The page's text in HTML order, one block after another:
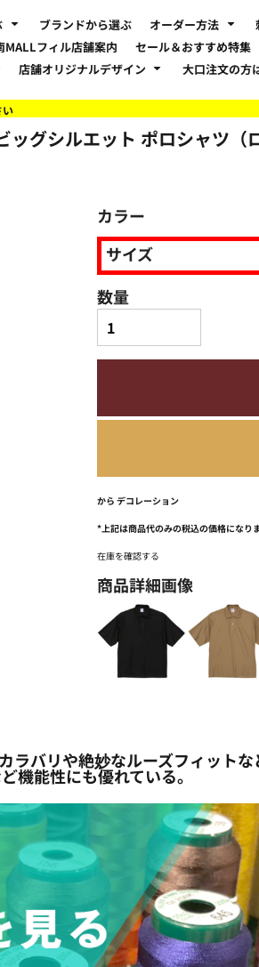
ブランドから選ぶ オーダー方法
MALLフィル店舗案内 セール＆おすすめ特集
店舗オリジナルデザイン 大口注文の方
い
グシルエット ポロシャツ（
カラー
サイズ
数量
から デコレーション
*上記は商品代のみの税込の価格になり
在庫を確認する
商品詳細画像
リや絶妙なルーズフィットな
機能性にも優れている。